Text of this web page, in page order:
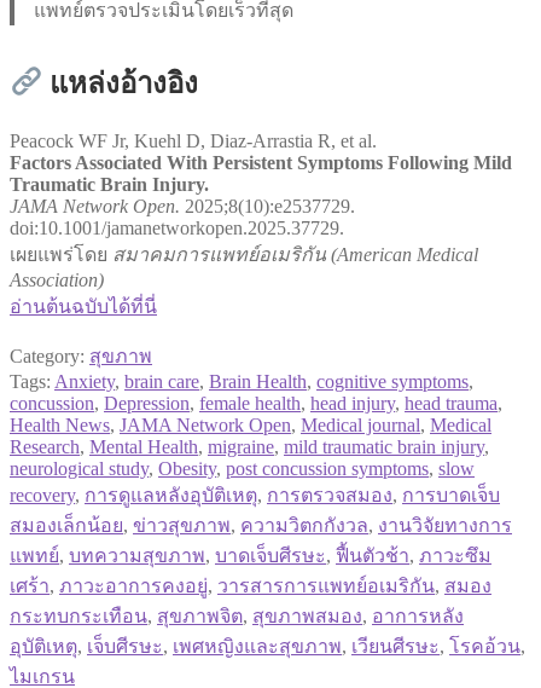
แพทย์ตรวจประเมินโดยเร็วที่สุด
แหล่งอ้างอิง
Peacock WF Jr, Kuehl D, Diaz-Arrastia R, et al.
Factors Associated With Persistent Symptoms Following Mild
Traumatic Brain Injury.
JAMA Network Open. 2025;8(10):e2537729.
doi:10.1001/jamanetworkopen.2025.37729.
เผยแพร่โดย สมาคมการแพทย์อเมริกัน (American Medical
Association)
อ่านต้นฉบับได้ที่นี่
Category: สุขภาพ
Tags: Anxiety, brain care, Brain Health, cognitive symptoms,
concussion, Depression, female health, head injury, head trauma,
Health News, JAMA Network Open, Medical journal, Medical
Research, Mental Health, migraine, mild traumatic brain injury,
neurological study, Obesity, post concussion symptoms, slow
recovery, การดูแลหลังอุบัติเหตุ, การตรวจสมอง, การบาดเจ็บ
สมองเล็กน้อย, ข่าวสุขภาพ, ความวิตกกังวล, งานวิจัยทางการ
แพทย์, บทความสุขภาพ, บาดเจ็บศีรษะ, ฟื้นตัวช้า, ภาวะซึม
เศร้า, ภาวะอาการคงอยู่, วารสารการแพทย์อเมริกัน, สมอง
กระทบกระเทือน, สุขภาพจิต, สุขภาพสมอง, อาการหลัง
อุบัติเหตุ, เจ็บศีรษะ, เพศหญิงและสุขภาพ, เวียนศีรษะ, โรคอ้วน,
ไมเกรน